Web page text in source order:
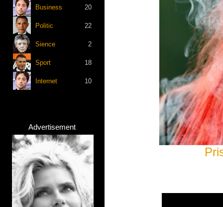
Business 20
Politic 22
Sience 2
Sport 18
Internet 10
Advertisement